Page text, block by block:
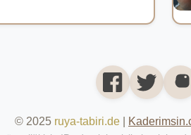
© 2025 ruya-tabiri.de